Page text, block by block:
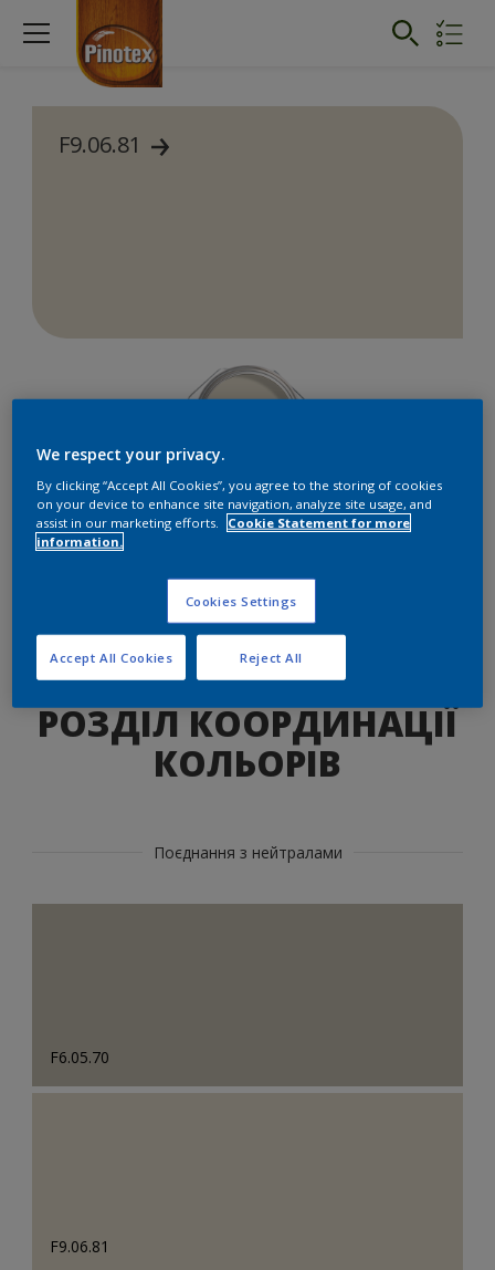
F9.06.81
Знайдіть правильний продукт для
цього відтінку
ТАК
РОЗДІЛ КООРДИНАЦІЇ
КОЛЬОРІВ
Поєднання з нейтралами
F6.05.70
F9.06.81
We respect your privacy.
By clicking “Accept All Cookies”, you agree to the storing of cookies
on your device to enhance site navigation, analyze site usage, and
assist in our marketing efforts.
Cookie Statement for more
information.
Cookies Settings
Reject All
Accept All Cookies